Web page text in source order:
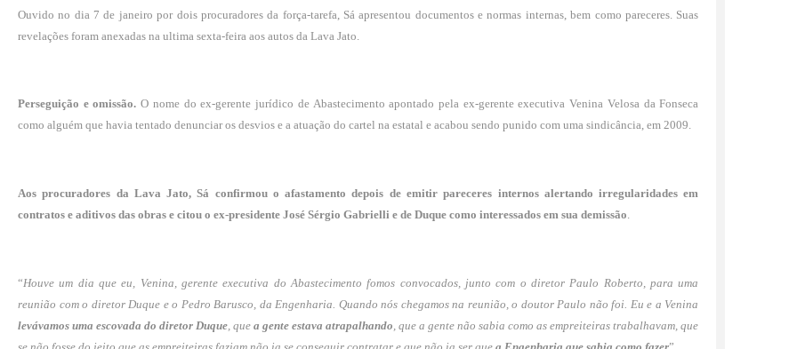
Ouvido no dia 7 de janeiro por dois procuradores da força-tarefa, Sá apresentou documentos e normas internas, bem como pareceres. Suas
revelações foram anexadas na ultima sexta-feira aos autos da Lava Jato.
Perseguição e omissão. O nome do ex-gerente jurídico de Abastecimento apontado pela ex-gerente executiva Venina Velosa da Fonseca
como alguém que havia tentado denunciar os desvios e a atuação do cartel na estatal e acabou sendo punido com uma sindicância, em 2009.
Aos procuradores da Lava Jato, Sá confirmou o afastamento depois de emitir pareceres internos alertando irregularidades em
contratos e aditivos das obras e citou o ex-presidente José Sérgio Gabrielli e de Duque como interessados em sua demissão.
“Houve um dia que eu, Venina, gerente executiva do Abastecimento fomos convocados, junto com o diretor Paulo Roberto, para uma
reunião com o diretor Duque e o Pedro Barusco, da Engenharia. Quando nós chegamos na reunião, o doutor Paulo não foi. Eu e a Venina
levávamos uma escovada do diretor Duque , quea gente estava atrapalhando , que a gente não sabia como as empreiteiras trabalhavam, que